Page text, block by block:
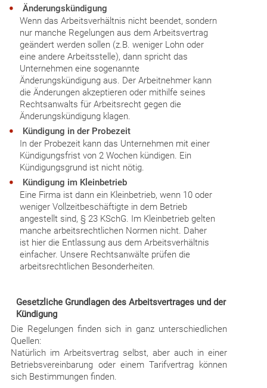
Änderungskündigung
Wenn das Arbeitsverhältnis nicht beendet, sondern
nur manche Regelungen aus dem Arbeitsvertrag
geändert werden sollen (z.B. weniger Lohn oder
eine andere Arbeitsstelle), dann spricht das
Unternehmen eine sogenannte
Änderungskündigung aus. Der Arbeitnehmer kann
die Änderungen akzeptieren oder mithilfe seines
Rechtsanwalts für Arbeitsrecht gegen die
Änderungskündigung klagen.
Kündigung in der Probezeit
In der Probezeit kann das Unternehmen mit einer
Kündigungsfrist von 2 Wochen kündigen. Ein
Kündigungsgrund ist nicht nötig.
Kündigung im Kleinbetrieb
Eine Firma ist dann ein Kleinbetrieb, wenn 10 oder
weniger Vollzeitbeschäftigte in dem Betrieb
angestellt sind, § 23 KSchG. Im Kleinbetrieb gelten
manche arbeitsrechtlichen Normen nicht. Daher
ist hier die Entlassung aus dem Arbeitsverhältnis
einfacher. Unsere Rechtsanwälte prüfen die
arbeitsrechtlichen Besonderheiten.
Gesetzliche Grundlagen des Arbeitsvertrages und der
Kündigung
Die Regelungen finden sich in ganz unterschiedlichen
Quellen:
Natürlich im Arbeitsvertrag selbst, aber auch in einer
Betriebsvereinbarung oder einem Tarifvertrag können
sich Bestimmungen finden.